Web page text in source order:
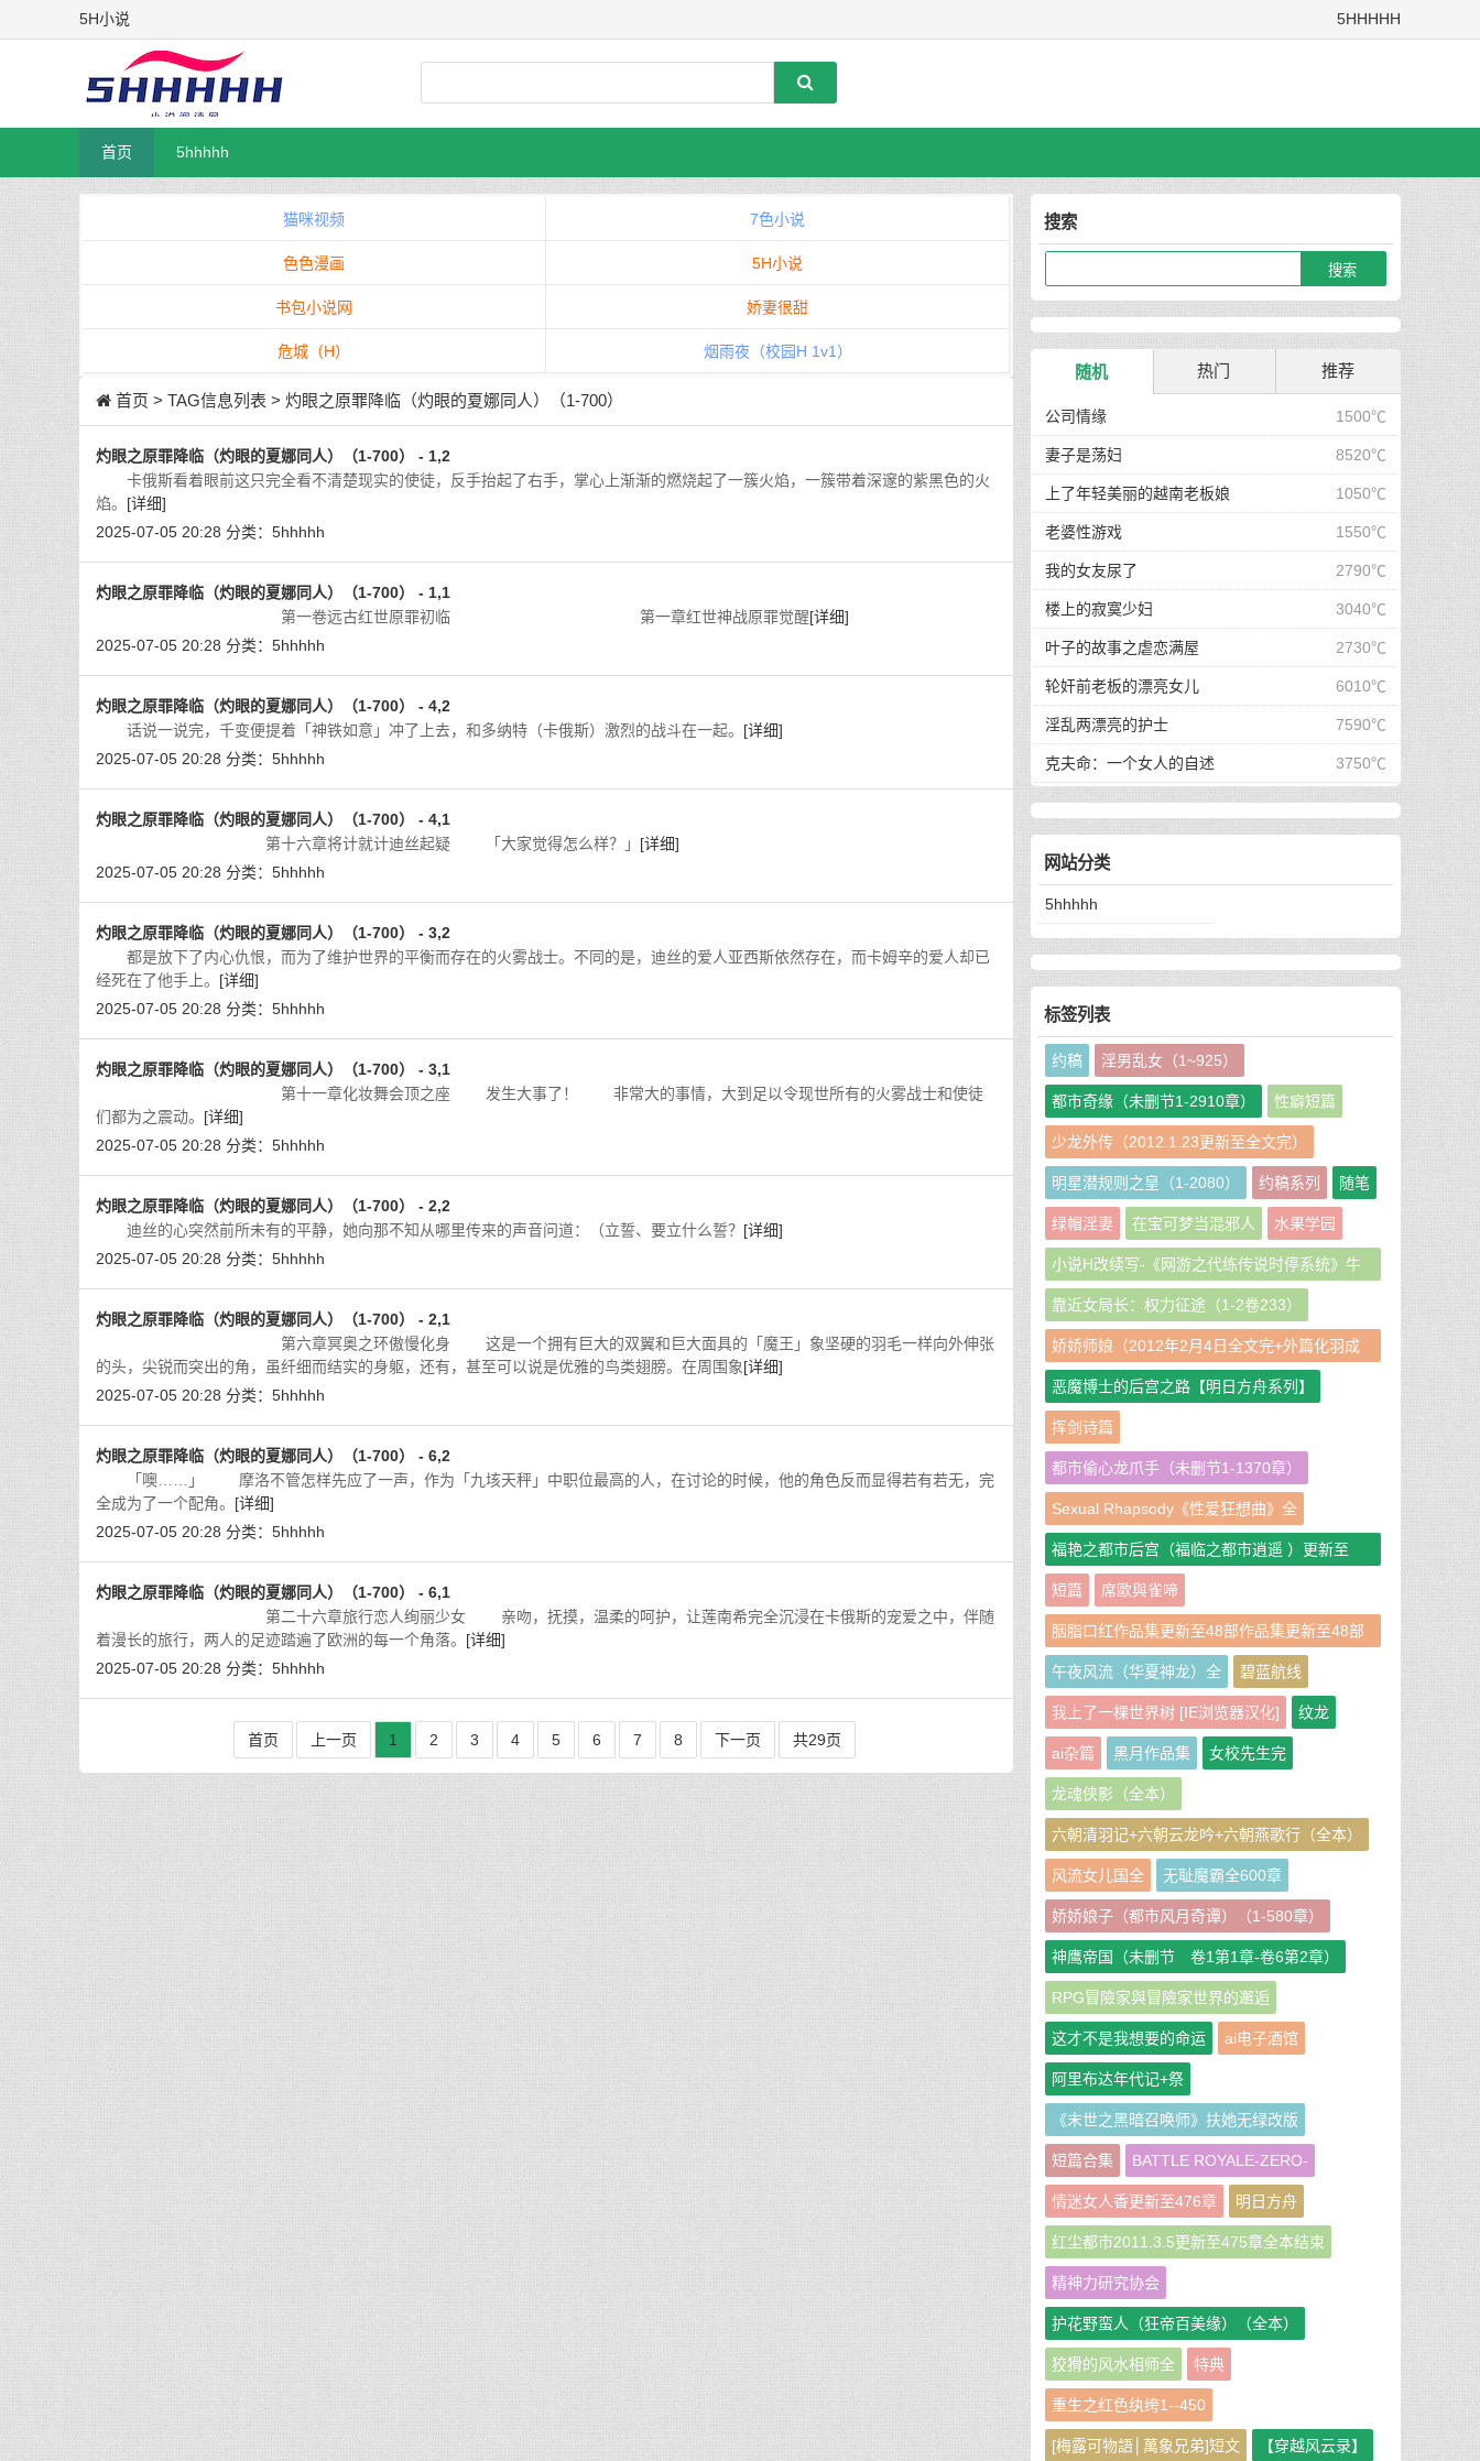
5H小说 5HHHHH
首页 5hhhhh
猫咪视频 7色小说
色色漫画 5H小说
书包小说网 娇妻很甜
危城（H） 烟雨夜（校园H 1v1）
首页 > TAG信息列表 > 灼眼之原罪降临（灼眼的夏娜同人）（1-700）
灼眼之原罪降临（灼眼的夏娜同人）（1-700） - 1,2
卡俄斯看着眼前这只完全看不清楚现实的使徒，反手抬起了右手，掌心上渐渐的燃烧起了一簇火焰，一簇带着深邃的紫黑色的火
焰。 [详细]
2025-07-05 20:28 分类： 5hhhhh
灼眼之原罪降临（灼眼的夏娜同人）（1-700） - 1,1
第一卷远古红世原罪初临 第一章红世神战原罪觉醒[详细]
2025-07-05 20:28 分类： 5hhhhh
灼眼之原罪降临（灼眼的夏娜同人）（1-700） - 4,2
话说一说完，千变便提着「神铁如意」冲了上去，和多纳特（卡俄斯）激烈的战斗在一起。 [详细]
2025-07-05 20:28 分类： 5hhhhh
灼眼之原罪降临（灼眼的夏娜同人）（1-700） - 4,1
第十六章将计就计迪丝起疑 「大家觉得怎么样？」 [详细]
2025-07-05 20:28 分类： 5hhhhh
灼眼之原罪降临（灼眼的夏娜同人）（1-700） - 3,2
都是放下了内心仇恨，而为了维护世界的平衡而存在的火雾战士。不同的是，迪丝的爱人亚西斯依然存在，而卡姆辛的爱人却已
经死在了他手上。 [详细]
2025-07-05 20:28 分类： 5hhhhh
灼眼之原罪降临（灼眼的夏娜同人）（1-700） - 3,1
第十一章化妆舞会顶之座 发生大事了！ 非常大的事情，大到足以令现世所有的火雾战士和使徒
们都为之震动。 [详细]
2025-07-05 20:28 分类： 5hhhhh
灼眼之原罪降临（灼眼的夏娜同人）（1-700） - 2,2
迪丝的心突然前所未有的平静，她向那不知从哪里传来的声音问道：（立誓、要立什么誓？ [详细]
2025-07-05 20:28 分类： 5hhhhh
灼眼之原罪降临（灼眼的夏娜同人）（1-700） - 2,1
第六章冥奥之环傲慢化身 这是一个拥有巨大的双翼和巨大面具的「魔王」象坚硬的羽毛一样向外伸张
的头，尖锐而突出的角，虽纤细而结实的身躯，还有，甚至可以说是优雅的鸟类翅膀。在周围象[详细]
2025-07-05 20:28 分类： 5hhhhh
灼眼之原罪降临（灼眼的夏娜同人）（1-700） - 6,2
「噢……」 摩洛不管怎样先应了一声，作为「九垓天秤」中职位最高的人，在讨论的时候，他的角色反而显得若有若无，完
全成为了一个配角。 [详细]
2025-07-05 20:28 分类： 5hhhhh
灼眼之原罪降临（灼眼的夏娜同人）（1-700） - 6,1
第二十六章旅行恋人绚丽少女 亲吻，抚摸，温柔的呵护，让莲南希完全沉浸在卡俄斯的宠爱之中，伴随
着漫长的旅行，两人的足迹踏遍了欧洲的每一个角落。 [详细]
2025-07-05 20:28 分类： 5hhhhh
首页 上一页 1 2 3 4 5 6 7 8 下一页 共29页
搜索
随机 热门 推荐
1500℃
公司情缘
8520℃
妻子是荡妇
1050℃
上了年轻美丽的越南老板娘
1550℃
老婆性游戏
2790℃
我的女友尿了
3040℃
楼上的寂寞少妇
2730℃
叶子的故事之虐恋满屋
6010℃
轮奸前老板的漂亮女儿
7590℃
淫乱两漂亮的护士
3750℃
克夫命：一个女人的自述
网站分类
5hhhhh
标签列表
约稿 淫男乱女（1~925）
都市奇缘（未删节1-2910章） 性癖短篇
少龙外传（2012.1.23更新至全文完）
明星潜规则之皇（1-2080） 约稿系列 随笔
绿帽淫妻 在宝可梦当混邪人 水果学园
小说H改续写-《网游之代练传说时停系统》牛
牛娘二改GHS版
靠近女局长：权力征途（1-2卷233）
娇娇师娘（2012年2月4日全文完+外篇化羽成
仙篇240章）
恶魔博士的后宫之路【明日方舟系列】
挥剑诗篇
都市偷心龙爪手（未删节1-1370章）
Sexual Rhapsody《性爱狂想曲》全
福艳之都市后宫（福临之都市逍遥 ）更新至
951章
短篇 席歐與雀啼
胭脂口红作品集更新至48部作品集更新至48部
作者：胭脂口红
午夜风流（华夏神龙）全 碧蓝航线
我上了一棵世界树 [IE浏览器汉化] 纹龙
ai杂篇 黑月作品集 女校先生完
龙魂侠影（全本）
六朝清羽记+六朝云龙吟+六朝燕歌行（全本）
风流女儿国全 无耻魔霸全600章
娇娇娘子（都市风月奇谭）（1-580章）
神鹰帝国（未删节 卷1第1章-卷6第2章）
RPG冒險家與冒險家世界的邂逅
这才不是我想要的命运 ai电子酒馆
阿里布达年代记+祭
《末世之黑暗召唤师》扶她无绿改版
短篇合集 BATTLE ROYALE-ZERO-
情迷女人香更新至476章 明日方舟
红尘都市2011.3.5更新至475章全本结束
精神力研究协会
护花野蛮人（狂帝百美缘）（全本）
狡猾的风水相师全 特典
重生之红色纨绔1--450
[梅露可物語│萬象兄弟]短文 【穿越风云录】